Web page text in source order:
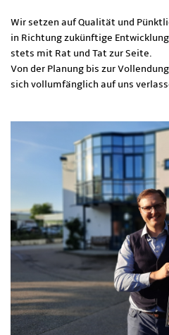
Wir setzen auf Qualität und
in Richtung zukünftige
stets mit Rat und Tat zur Seite.
Von der Planung bis zur
sich vollumfänglich auf uns